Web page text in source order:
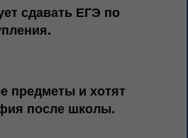
сдавать ЕГЭ по
предметы и хотят
после школы.